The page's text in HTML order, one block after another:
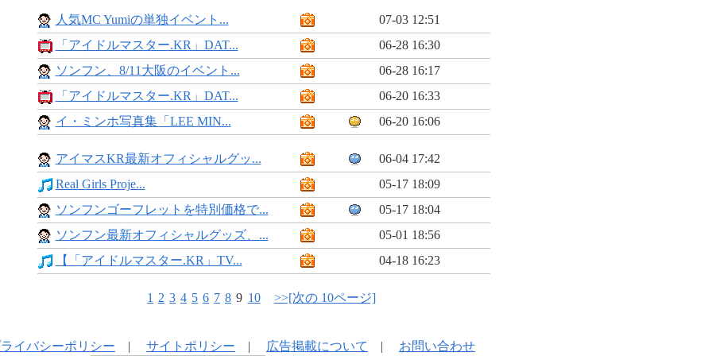
人気MC Yumiの単独イベント...
07-03 12:51
「アイドルマスター.KR」DAT...
06-28 16:30
ソンフン、8/11大阪のイベント...
06-28 16:17
「アイドルマスター.KR」DAT...
06-20 16:33
イ・ミンホ写真集「LEE MIN...
06-20 16:06
アイマスKR最新オフィシャルグッ...
06-04 17:42
Real Girls Proje...
05-17 18:09
ソンフンゴーフレットを特別価格で...
05-17 18:04
ソンフン最新オフィシャルグッズ、...
05-01 18:56
【「アイドルマスター.KR」TV...
04-18 16:23
1 2 3 4 5 6 7 8 9 10 >>[次の 10ページ]
イバシーポリシー | サイトポリシー | 広告掲載について | お問い合わせ